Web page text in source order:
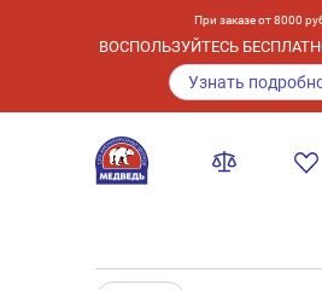
При заказе от 8000
ВОСПОЛЬЗУЙТЕСЬ
Узнать